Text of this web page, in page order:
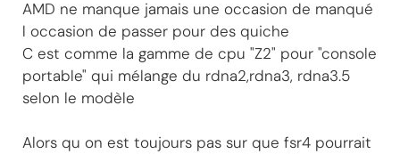
AMD ne manque jamais une occasion de manqué
l occasion de passer pour des quiche
C est comme la gamme de cpu "Z2" pour "console
portable" qui mélange du rdna2,rdna3, rdna3.5
selon le modèle
Alors qu on est toujours pas sur que fsr4 pourrait